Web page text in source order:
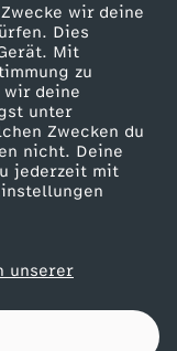
wir deine
Dies
Mit
zu
deine
unter
Zwecken du
nicht. Deine
jederzeit mit
unserer